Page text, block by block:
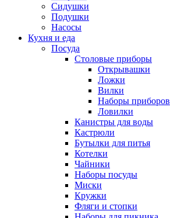
Сидушки
Подушки
Насосы
Кухня и еда
Посуда
Столовые приборы
Открывашки
Ложки
Вилки
Наборы приборов
Ловилки
Канистры для воды
Кастрюли
Бутылки для питья
Котелки
Чайники
Наборы посуды
Миски
Кружки
Фляги и стопки